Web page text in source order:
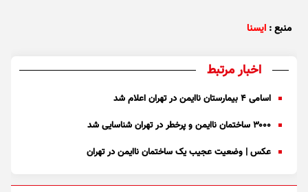
منبع : ایسنا
اخبار مرتبط
اسامی ۴ بیمارستان ناایمن در تهران اعلام شد
۳۰۰۰ ساختمان ناایمن و پرخطر در تهران شناسایی شد
عکس | وضعیت عجیب یک ساختمان ناایمن در تهران